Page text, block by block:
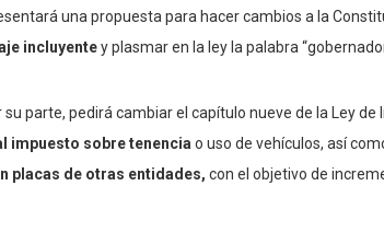
una propuesta para hacer cambios a la
incluyentey plasmar en la ley la palabra
parte, pedirá cambiar el capítulo nueve de la Ley de
impuesto sobre tenencia o uso de vehículos, así
placas de otras entidades, con el objetivo de